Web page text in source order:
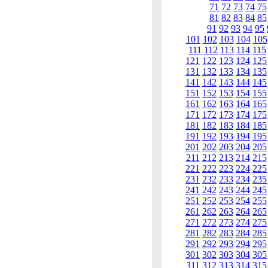
71 72 73 74 75
81 82 83 84 85
91 92 93 94 95
101 102 103 104 105
111 112 113 114 115
121 122 123 124 125
131 132 133 134 135
141 142 143 144 145
151 152 153 154 155
161 162 163 164 165
171 172 173 174 175
181 182 183 184 185
191 192 193 194 195
201 202 203 204 205
211 212 213 214 215
221 222 223 224 225
231 232 233 234 235
241 242 243 244 245
251 252 253 254 255
261 262 263 264 265
271 272 273 274 275
281 282 283 284 285
291 292 293 294 295
301 302 303 304 305
311 312 313 314 315